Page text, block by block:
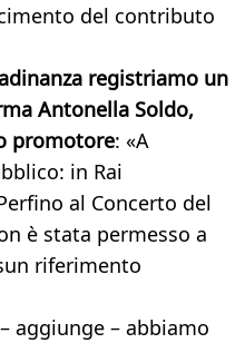
del contributo
registriamo un
Antonella Soldo,
promotore: «A
in Rai
al Concerto del
è stata permesso a
riferimento
aggiunge – abbiamo